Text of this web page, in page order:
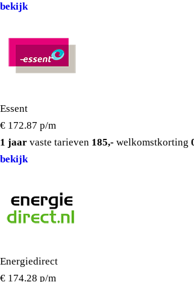
bekijk
Essent
€ 172.87 p/m
1 jaar vaste tarieven 185,- welkomstkorting
bekijk
Energiedirect
€ 174.28 p/m